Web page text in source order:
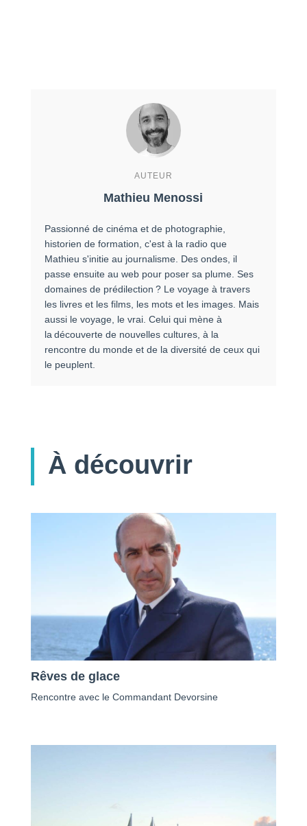
AUTEUR
Mathieu Menossi
Passionné de cinéma et de photographie,
historien de formation, c'est à la radio que
Mathieu s'initie au journalisme. Des ondes, il
passe ensuite au web pour poser sa plume. Ses
domaines de prédilection ? Le voyage à travers
les livres et les films, les mots et les images. Mais
aussi le voyage, le vrai. Celui qui mène à
la découverte de nouvelles cultures, à la
rencontre du monde et de la diversité de ceux qui
le peuplent.
À découvrir
Rêves de glace
Rencontre avec le Commandant Devorsine